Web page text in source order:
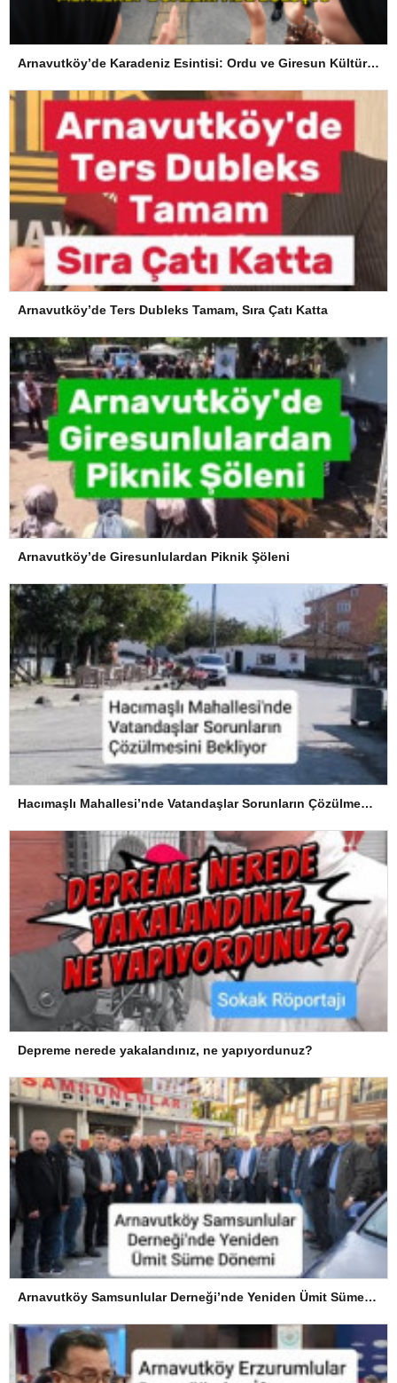
Arnavutköy’de Karadeniz Esintisi: Ordu ve Giresun Kültürü Memleket Günleri’nde Buluştu
Arnavutköy’de Ters Dubleks Tamam, Sıra Çatı Katta
Arnavutköy’de Giresunlulardan Piknik Şöleni
Hacımaşlı Mahallesi’nde Vatandaşlar Sorunların Çözülmesini Bekliyor
Depreme nerede yakalandınız, ne yapıyordunuz?
Arnavutköy Samsunlular Derneği’nde Yeniden Ümit Süme Dönemi